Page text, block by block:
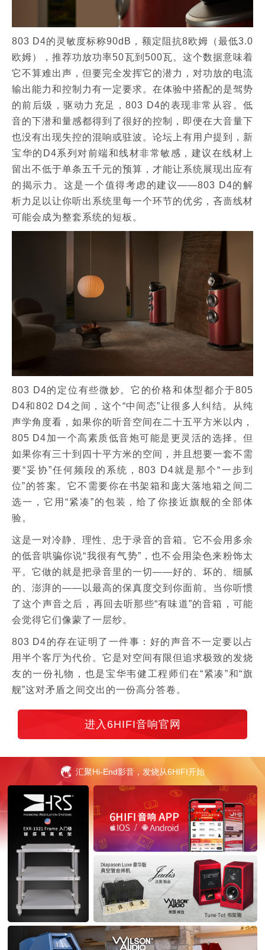
803 D4的灵敏度标称90dB，额定阻抗8欧姆（最低3.0
欧姆），推荐功放功率50瓦到500瓦。这个数据意味着
它不算难出声，但要完全发挥它的潜力，对功放的电流
输出能力和控制力有一定要求。在体验中搭配的是驾势
的前后级，驱动力充足，803 D4的表现非常从容。低
音的下潜和量感都得到了很好的控制，即便在大音量下
也没有出现失控的混响或驻波。论坛上有用户提到，新
宝华的D4系列对前端和线材非常敏感，建议在线材上
留出不低于单条五千元的预算，才能让系统展现出应有
的揭示力。这是一个值得考虑的建议——803 D4的解
析力足以让你听出系统里每一个环节的优劣，吝啬线材
可能会成为整套系统的短板。
803 D4的定位有些微妙。它的价格和体型都介于805
D4和802 D4之间，这个“中间态”让很多人纠结。从纯
声学角度看，如果你的听音空间在二十五平方米以内，
805 D4加一个高素质低音炮可能是更灵活的选择。但
如果你有三十到四十平方米的空间，并且想要一套不需
要“妥协”任何频段的系统，803 D4就是那个“一步到
位”的答案。它不需要你在书架箱和庞大落地箱之间二
选一，它用“紧凑”的包装，给了你接近旗舰的全部体
验。
这是一对冷静、理性、忠于录音的音箱。它不会用多余
的低音哄骗你说“我很有气势”，也不会用染色来粉饰太
平。它做的就是把录音里的一切——好的、坏的、细腻
的、澎湃的——以最高的保真度交到你面前。当你听惯
了这个声音之后，再回去听那些“有味道”的音箱，可能
会觉得它们像蒙了一层纱。
803 D4的存在证明了一件事：好的声音不一定要以占
用半个客厅为代价。它是对空间有限但追求极致的发烧
友的一份礼物，也是宝华韦健工程师们在“紧凑”和“旗
舰”这对矛盾之间交出的一份高分答卷。
进入6HIFI音响官网
汇聚Hi-End影音，发烧从6HIFI开始